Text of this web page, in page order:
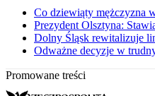
Co dziewiąty mężczyzna
Prezydent Olsztyna:
Dolny Śląsk rewitalizuje
Odważne decyzje w
Promowane treści